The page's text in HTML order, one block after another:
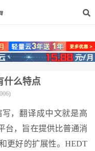
什么特点
写，翻译成中文就是高
台，旨在提供比普通消
更好的扩展性。HEDT